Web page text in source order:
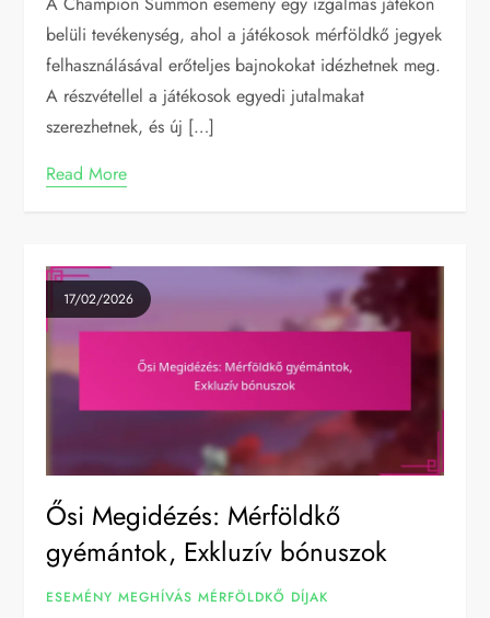
belüli tevékenység, ahol a játékosok mérföldkő jegyek
felhasználásával erőteljes bajnokokat idézhetnek meg.
A részvétellel a játékosok egyedi jutalmakat
szerezhetnek, és új […]
Read More
17/02/2026
Ősi Megidézés: Mérföldkő
gyémántok, Exkluzív bónuszok
ESEMÉNY MEGHÍVÁS MÉRFÖLDKŐ DÍJAK